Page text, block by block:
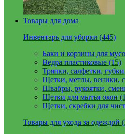
Товары для дома
Инвентарь для уборки (445)
Баки и корзины для
Ведра пластиковые (15)
Тряпки, салфетки,
Щетки, метлы, веники,
Швабры, рукоятки,
Щетки для мытья окон
Щетки, скребки для
Товары для ухода за одеждой